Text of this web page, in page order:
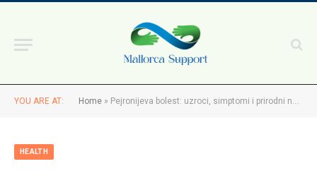
YOU ARE AT: Home » Pejronijeva bolest: uzroci, simptomi i prirodni načini liječenja za poboljšanje kvalitete života
HEALTH